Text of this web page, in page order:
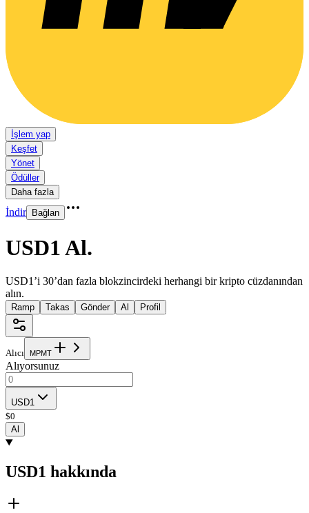
İşlem yap
Keşfet
Yönet
Ödüller
Daha fazla
İndir Bağlan
USD1 Al.
USD1’i 30’dan fazla blokzincirdeki herhangi bir kripto cüzdanından
alın.
Ramp Takas Gönder Al Profil
Alıcı MPMT
Alıyorsunuz
USD1
$0
Al
USD1 hakkında